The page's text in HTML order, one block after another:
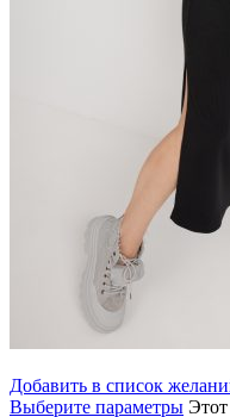
Добавить в список
Выберите параметры Этот